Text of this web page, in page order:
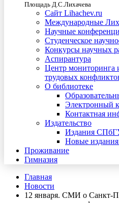
Площадь Д.С.Лихачева
Сайт Lihachev.ru
Международные
Научные
Студенческое
Конкурсы научных
Аспирантура
Центр мониторинга
трудовых
О библиотеке
Электронный
Контактная
Издательство
Издания
Новые
Проживание
Гимназия
Главная
Новости
12 января. СМИ о Санкт-